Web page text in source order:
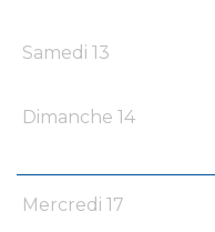
Samedi 13
Dimanche 14
Mercredi 17